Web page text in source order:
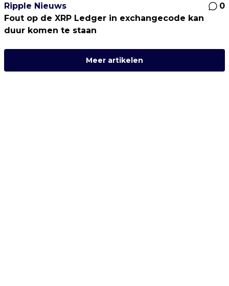
Ripple Nieuws
0
Fout op de XRP Ledger in exchangecode kan
duur komen te staan
Meer artikelen